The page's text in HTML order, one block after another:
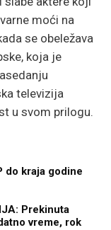
moći na
se obeležava
koja je
televizija
u svom prilogu.
do kraja godine
Prekinuta
vreme, rok